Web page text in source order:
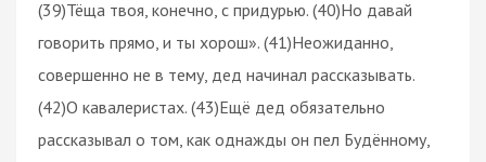
(39)Тёща твоя, конечно, с придурью. (40)Но давай
говорить прямо, и ты хорош». (41)Неожиданно,
совершенно не в тему, дед начинал рассказывать.
(42)О кавалеристах. (43)Ещё дед обязательно
рассказывал о том, как однажды он пел Будённому,